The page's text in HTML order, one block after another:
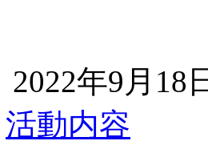
2022年9月18
活動内容